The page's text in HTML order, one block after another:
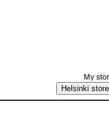
My
Helsinki store